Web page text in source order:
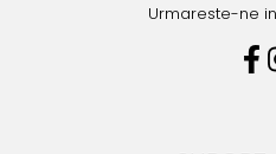
Urmareste-ne